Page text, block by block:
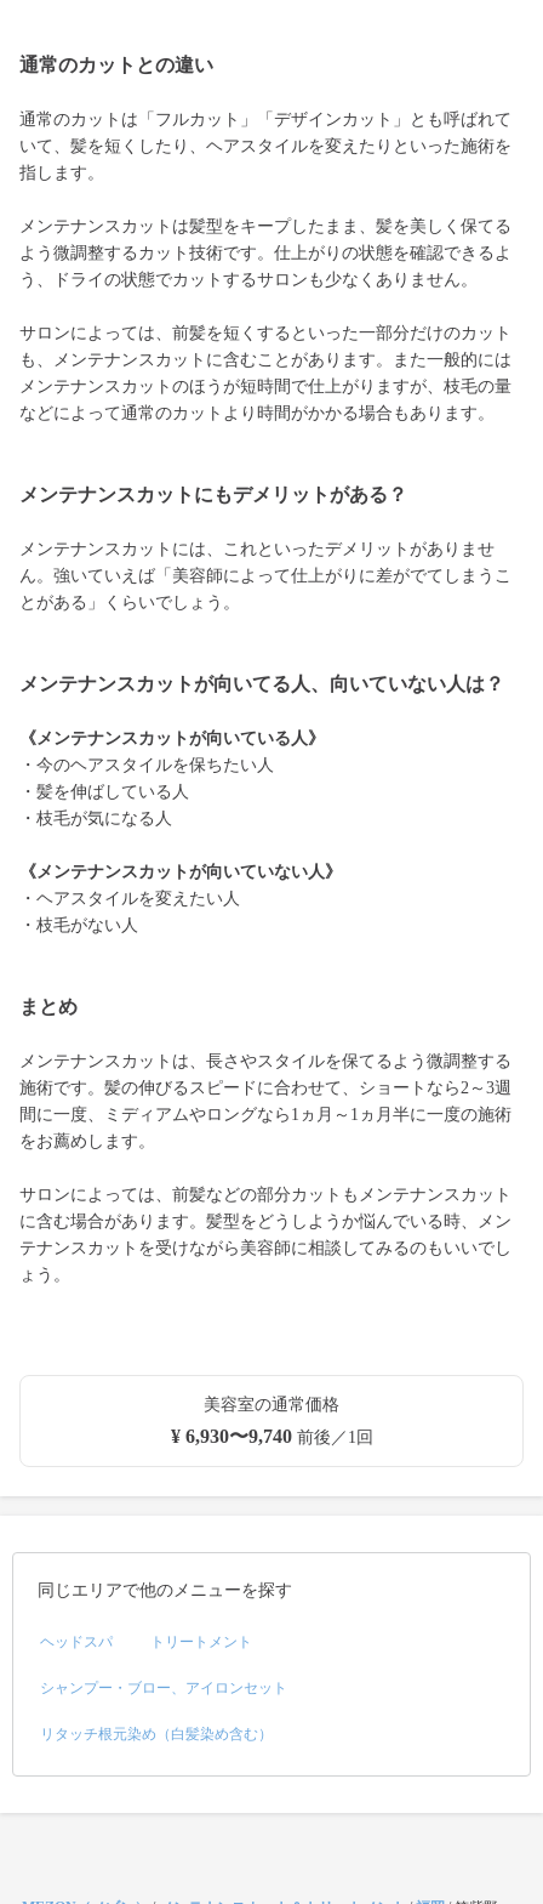
通常のカットとの違い
通常のカットは「フルカット」「デザインカット」とも呼ばれて
いて、髪を短くしたり、ヘアスタイルを変えたりといった施術を
指します。
メンテナンスカットは髪型をキープしたまま、髪を美しく保てる
よう微調整するカット技術です。仕上がりの状態を確認できるよ
う、ドライの状態でカットするサロンも少なくありません。
サロンによっては、前髪を短くするといった一部分だけのカット
も、メンテナンスカットに含むことがあります。また一般的には
メンテナンスカットのほうが短時間で仕上がりますが、枝毛の量
などによって通常のカットより時間がかかる場合もあります。
メンテナンスカットにもデメリットがある？
メンテナンスカットには、これといったデメリットがありませ
ん。強いていえば「美容師によって仕上がりに差がでてしまうこ
とがある」くらいでしょう。
メンテナンスカットが向いてる人、向いていない人は？
《メンテナンスカットが向いている人》
・今のヘアスタイルを保ちたい人
・髪を伸ばしている人
・枝毛が気になる人
《メンテナンスカットが向いていない人》
・ヘアスタイルを変えたい人
・枝毛がない人
まとめ
メンテナンスカットは、長さやスタイルを保てるよう微調整する
施術です。髪の伸びるスピードに合わせて、ショートなら2～3週
間に一度、ミディアムやロングなら1ヵ月～1ヵ月半に一度の施術
をお薦めします。
サロンによっては、前髪などの部分カットもメンテナンスカット
に含む場合があります。髪型をどうしようか悩んでいる時、メン
テナンスカットを受けながら美容師に相談してみるのもいいでし
ょう。
美容室の通常価格
¥ 6,930〜9,740前後／1回
同じエリアで他のメニューを探す
ヘッドスパ トリートメント
シャンプー・ブロー、アイロンセット
リタッチ根元染め（白髪染め含む）